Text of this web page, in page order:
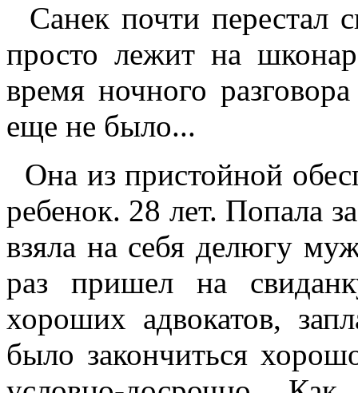
Санек почти перестал
просто лежит на
время ночного
еще не было...
Она из пристойной
ребенок. 28 лет. Попала
взяла на себя делюгу
раз пришел на
хороших адвокатов,
было закончиться